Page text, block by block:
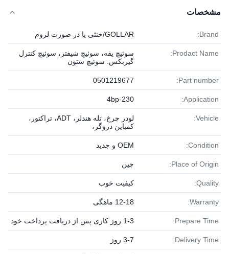
مشخصات
Brand: GOLLAR/خنثی یا در صورت لزوم
Prodact Name:
سوئیچ یقه، سوئیچ شیفتر، سوئیچ کنترل
گیربکس. سوئیچ ستون
Part number:
0501219677
Application:
4bp-230
Vehicle:
لودر چرخ، تله هندلر، ADT، تراکتور،
کمباین دروگر،
Condition: OEM و جدید
Place of Origin: چین
Quality: کیفیت خوب
Warranty: 12-18 ماهگی
Prepare Time: 1-3 روز کاری پس از دریافت پرداخت خود
Delivery Time: 3-7 روز